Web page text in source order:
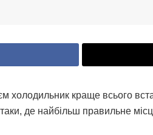
краще всього
де найбільш правильне